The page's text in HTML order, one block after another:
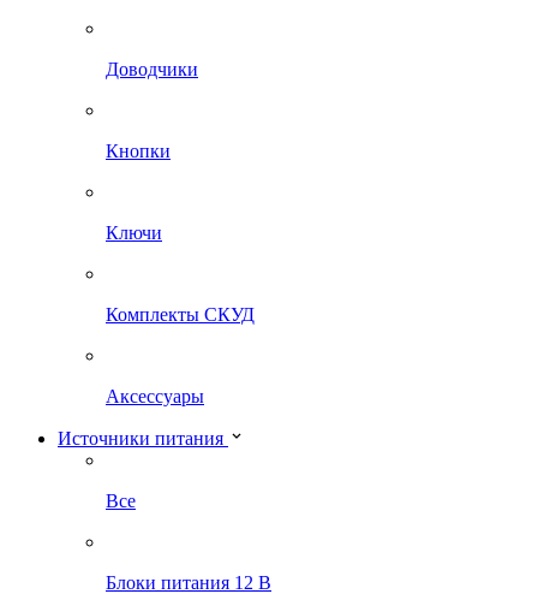
Доводчики
Кнопки
Ключи
Комплекты СКУД
Аксессуары
Источники питания
Все
Блоки питания 12 В